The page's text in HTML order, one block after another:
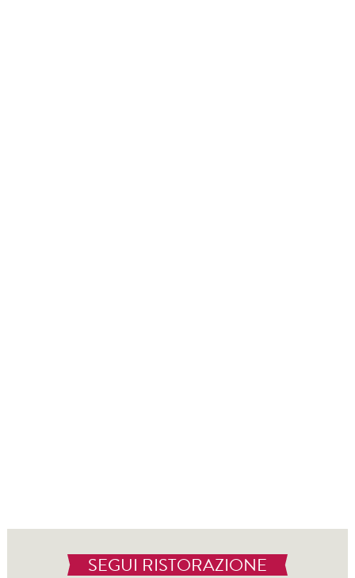
SEGUI RISTORAZIONE